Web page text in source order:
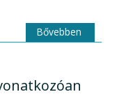
Bővebben